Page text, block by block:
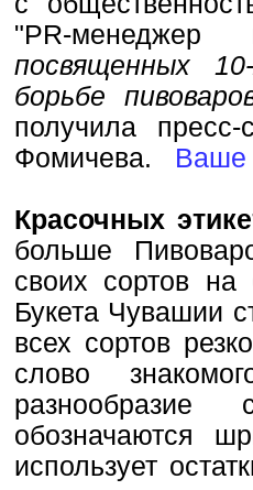
"PR-
посвященных
борьбе
получила пресс-
Фомичева. Ваше
Красочных
больше
своих сортов на
Букета Чувашии
всех сортов
слово
разнообразие
обозначаются
использует